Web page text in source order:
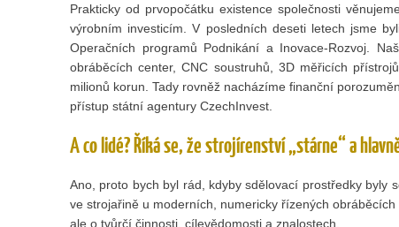
Prakticky od prvopočátku existence společnosti
výrobním investicím. V posledních deseti letech jsme
Operačních programů Podnikání a Inovace-Rozvoj.
obráběcích center, CNC soustruhů, 3D měřicích
milionů korun. Tady rovněž nacházíme finanční
přístup státní agentury CzechInvest.
A co lidé? Říká se, že strojírenství „stárne“ a
Ano, proto bych byl rád, kdyby sdělovací prostředky byly
ve strojařině u moderních, numericky řízených
ale o tvůrčí činnosti, cílevědomosti a znalostech.